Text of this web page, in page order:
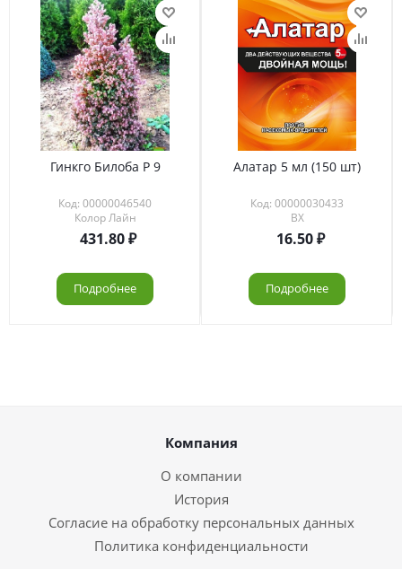
Гинкго Билоба Р 9
Код: 00000046540
Колор Лайн
431.80
Подробнее
Алатар 5 мл (150 шт)
Код: 00000030433
ВХ
16.50
Подробнее
Компания
О компании
История
Согласие на обработку персональных данных
Политика конфиденциальности